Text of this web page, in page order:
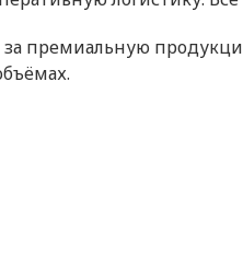
премиальную